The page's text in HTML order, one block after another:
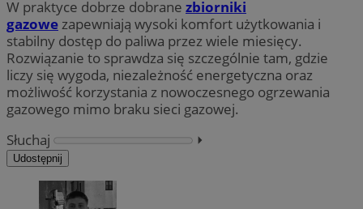
W praktyce dobrze dobrane zbiorniki
gazowe zapewniają wysoki komfort użytkowania i
stabilny dostęp do paliwa przez wiele miesięcy.
Rozwiązanie to sprawdza się szczególnie tam, gdzie
liczy się wygoda, niezależność energetyczna oraz
możliwość korzystania z nowoczesnego ogrzewania
gazowego mimo braku sieci gazowej.
Słuchaj
⏵︎
Udostępnij